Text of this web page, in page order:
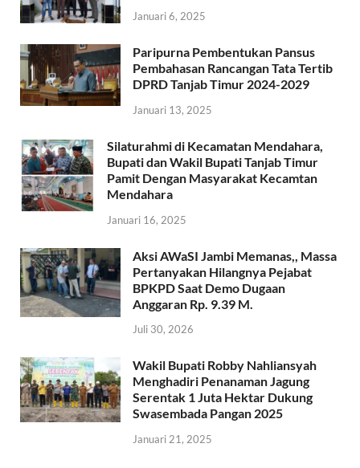
Januari 6, 2025
Paripurna Pembentukan Pansus
Pembahasan Rancangan Tata Tertib
DPRD Tanjab Timur 2024-2029
Januari 13, 2025
Silaturahmi di Kecamatan Mendahara,
Bupati dan Wakil Bupati Tanjab Timur
Pamit Dengan Masyarakat Kecamtan
Mendahara
Januari 16, 2025
Aksi AWaSI Jambi Memanas,, Massa
Pertanyakan Hilangnya Pejabat
BPKPD Saat Demo Dugaan
Anggaran Rp. 9.39 M.
Juli 30, 2026
Wakil Bupati Robby Nahliansyah
Menghadiri Penanaman Jagung
Serentak 1 Juta Hektar Dukung
Swasembada Pangan 2025
Januari 21, 2025